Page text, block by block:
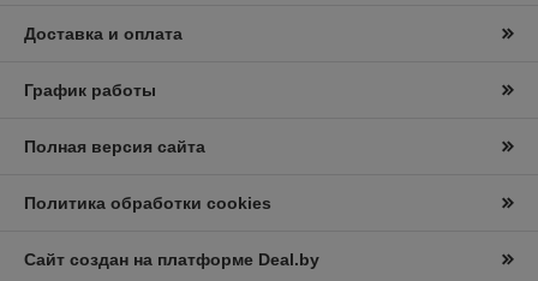
Доставка и оплата
График работы
Полная версия сайта
Политика обработки cookies
Сайт создан на платформе Deal.by